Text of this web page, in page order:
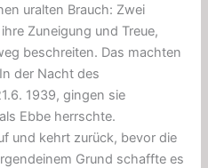
uralten Brauch: Zwei
Zuneigung und Treue,
beschreiten. Das machten
der Nacht des
1939, gingen sie
Ebbe herrschte.
und kehrt zurück, bevor die
Grund schaffte es